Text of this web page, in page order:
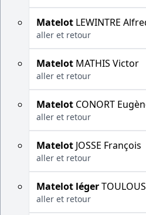
Matelot LEWINTRE
aller et retour
Matelot MATHIS Victor
aller et retour
Matelot CONORT
aller et retour
Matelot JOSSE François
aller et retour
Matelot léger
aller et retour